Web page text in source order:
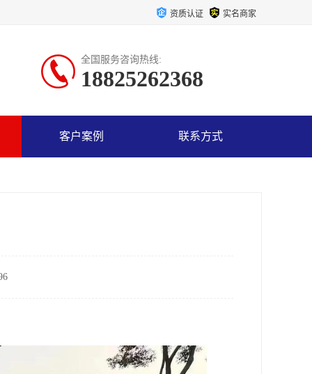
资质认证 实名商家
全国服务咨询热线:
18825262368
客户案例 联系方式